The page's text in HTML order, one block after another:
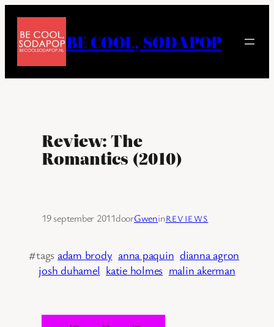
naar
inhoud
BE COOL, SODAPOP
Review: The
Romantics (2010)
19 september 2011doorGweninREVIEWS
#tags adam brody anna paquin dianna agron
josh duhamel katie holmes malin akerman